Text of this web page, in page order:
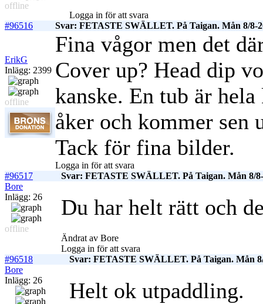
offline
Logga in för att svara
#96516
Svar: FETASTE SWÄLLET. På Taigan. Mån 8/8-
ErikG
Inlägg: 2399
offline
Fina vågor men det
Cover up? Head dip
kanske. En tub är
åker och kommer sen
Tack för fina bilder.
Logga in för att svara
#96517
Svar: FETASTE SWÄLLET. På Taigan. Mån 8/
Bore
Inlägg: 26
offline
Du har helt rätt och
Ändrat av Bore
Logga in för att svara
#96518
Svar: FETASTE SWÄLLET. På Taigan. Mån
Bore
Inlägg: 26
Helt ok utpaddling.